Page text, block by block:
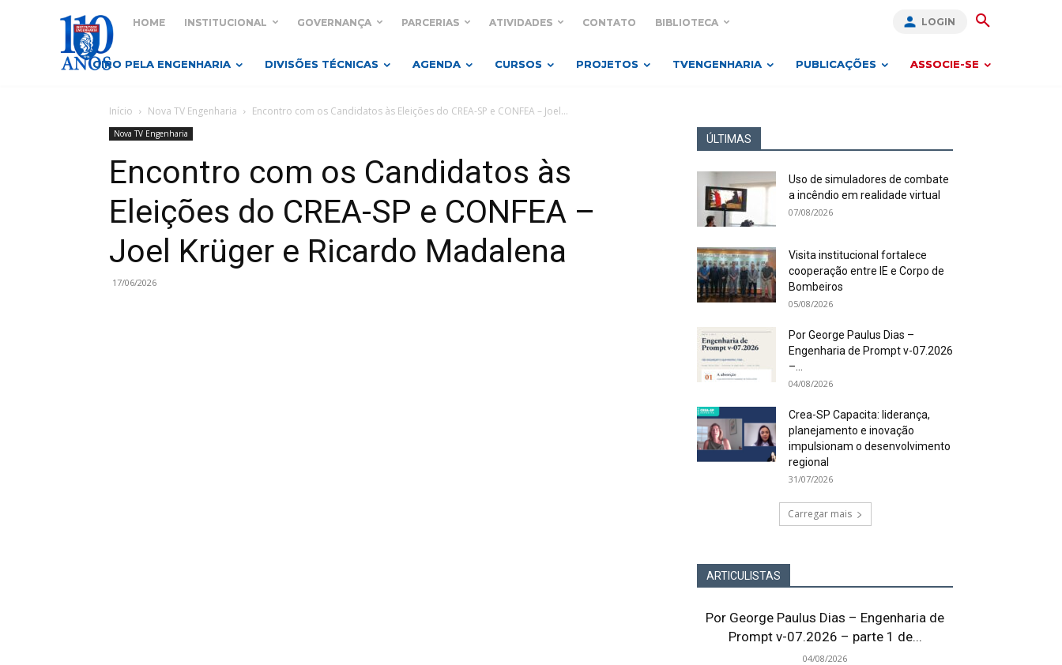
HOME INSTITUCIONAL GOVERNANÇA PARCERIAS ATIVIDADES CONTATO BIBLIOTECA LOGIN
GIRO PELA ENGENHARIA DIVISÕES TÉCNICAS AGENDA CURSOS PROJETOS TVENGENHARIA PUBLICAÇÕES ASSOCIE-SE
Início Nova TV Engenharia Encontro com os Candidatos às Eleições do CREA-SP e CONFEA – Joel...
Nova TV Engenharia
Encontro com os Candidatos às
Eleições do CREA-SP e CONFEA –
Joel Krüger e Ricardo Madalena
17/06/2026
ÚLTIMAS
Uso de simuladores de combate
a incêndio em realidade virtual
07/08/2026
Visita institucional fortalece
cooperação entre IE e Corpo de
Bombeiros
05/08/2026
Por George Paulus Dias –
Engenharia de Prompt v-07.2026
–...
04/08/2026
Crea-SP Capacita: liderança,
planejamento e inovação
impulsionam o desenvolvimento
regional
31/07/2026
Carregar mais
ARTICULISTAS
Por George Paulus Dias – Engenharia de
Prompt v-07.2026 – parte 1 de...
04/08/2026